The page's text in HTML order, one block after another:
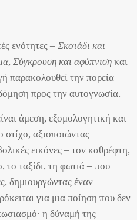
ενότητες – Σκοτάδι και
, Σύγκρουση και αφύπνιση και
παρακολουθεί την πορεία
προς την αυτογνωσία.
άμεση, εξομολογητική και
στίχο, αξιοποιώντας
εικόνες – τον καθρέφτη,
το ταξίδι, τη φωτιά – που
δημιουργώντας έναν
για μια ποίηση που δεν
η δύναμή της